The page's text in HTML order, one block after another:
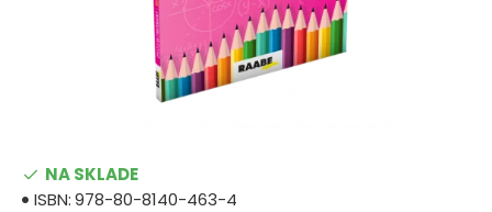
NA SKLADE
ISBN:978-80-8140-463-4